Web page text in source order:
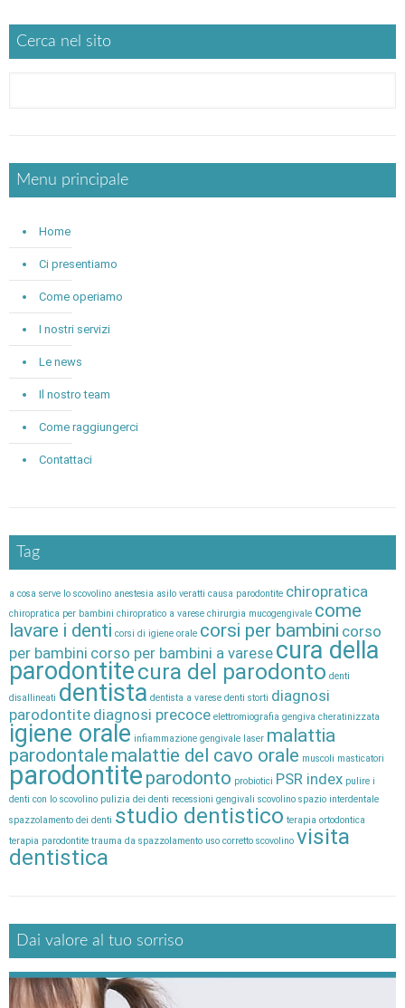
Cerca nel sito
Menu principale
Home
Ci presentiamo
Come operiamo
I nostri servizi
Le news
Il nostro team
Come raggiungerci
Contattaci
Tag
a cosa serve lo scovolino anestesia asilo veratti causa parodontite chiropratica
chiropratica per bambini chiropratico a varese chirurgia mucogengivale come
lavare i denti corsi di igiene orale corsi per bambini corso
per bambini corso per bambini a varese cura della
parodontitecura del parodonto denti
disallineati dentista dentista a varese denti storti diagnosi
parodontite diagnosi precoce elettromiografia gengiva cheratinizzata
igiene orale infiammazione gengivale laser malattia
parodontale malattie del cavo orale muscoli masticatori
parodontite parodonto probiotici PSR index pulire i
denti con lo scovolino pulizia dei denti recessioni gengivali scovolino spazio interdentale
spazzolamento dei denti studio dentistico terapia ortodontica
terapia parodontite trauma da spazzolamento uso corretto scovolino visita
dentistica
Dai valore al tuo sorriso